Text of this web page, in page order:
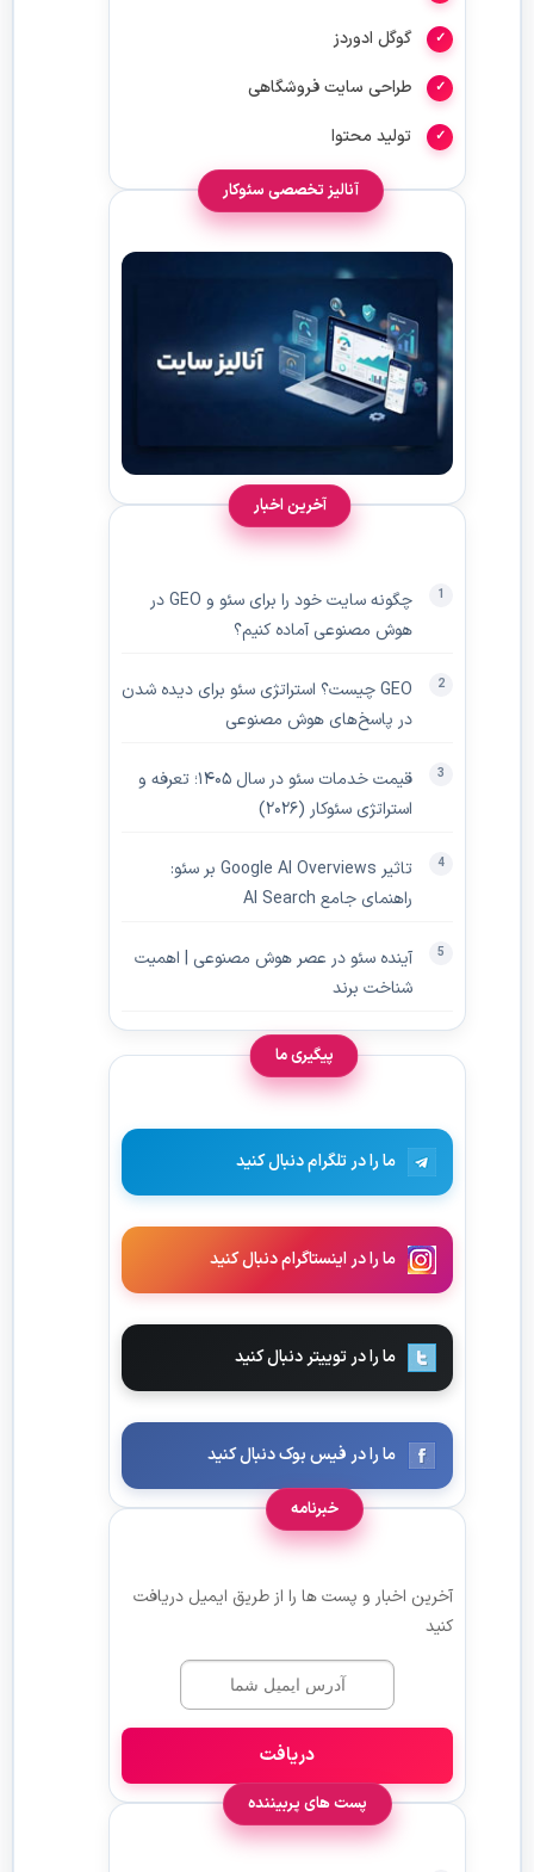
گوگل ادوردز
طراحی سایت فروشگاهی
تولید محتوا
آنالیز تخصصی سئوکار
آخرین اخبار
چگونه سایت خود را برای سئو و GEO در
هوش مصنوعی آماده کنیم؟
GEO چیست؟ استراتژی سئو برای دیده‌ شدن
در پاسخ‌های هوش مصنوعی
قیمت خدمات سئو در سال ۱۴۰۵؛ تعرفه و
استراتژی سئوکار (۲۰۲۶)
تاثیر Google AI Overviews بر سئو:
راهنمای جامع AI Search
آینده سئو در عصر هوش مصنوعی | اهمیت
شناخت برند
پیگیری ما
ما را در تلگرام دنبال کنید
ما را در اینستاگرام دنبال کنید
ما را در توییتر دنبال کنید
ما را در فیس بوک دنبال کنید
خبرنامه
آخرین اخبار و پست ها را از طریق ایمیل دریافت
کنید
دریافت
پست های پربیننده